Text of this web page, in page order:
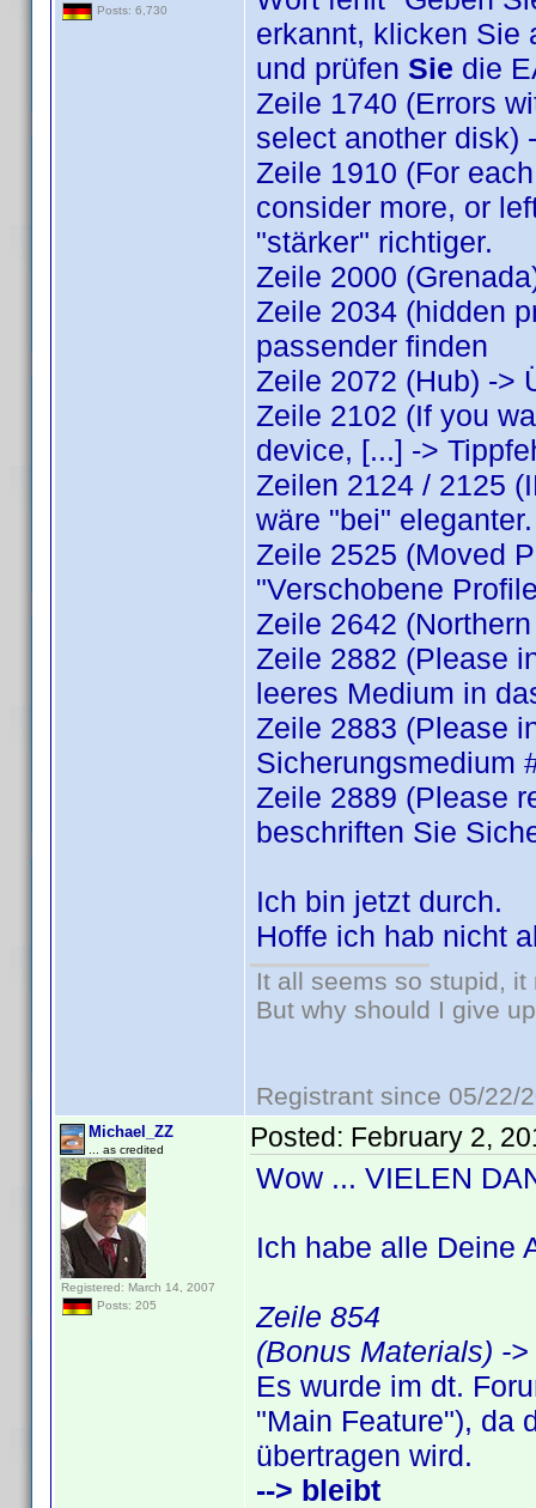
Posts: 6,730
erkannt, klicken Sie
und prüfen Sie die
Zeile 1740 (Errors
select another disk)
Zeile 1910 (For
consider more, or
"stärker" richtiger.
Zeile 2000
Zeile 2034 (hidden
passender finden
Zeile 2072 (Hub) ->
Zeile 2102 (If you
device, [...] ->
Zeilen 2124 / 2125
wäre "bei" eleganter.
Zeile 2525 (Moved
"Verschobene
Zeile 2642
Zeile 2882 (Please
leeres Medium in
Zeile 2883 (Please
Sicherungsmedium
Zeile 2889 (Please
beschriften Sie
Ich bin jetzt durch.
Hoffe ich hab nicht
It all seems so stupid,
But why should I give
Registrant since 05/22/
Michael_ZZ
... as credited
Registered: March 14, 2007
Posts: 205
Posted: February 2,
Wow ... VIELEN
Ich habe alle Deine
Zeile 854
(Bonus Materials) -
Es wurde im dt.
"Main Feature"), da
übertragen wird.
--> bleibt